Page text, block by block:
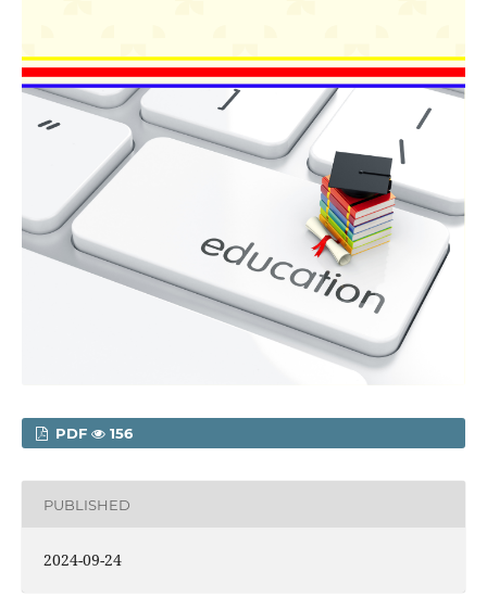
PDF 156
PUBLISHED
2024-09-24